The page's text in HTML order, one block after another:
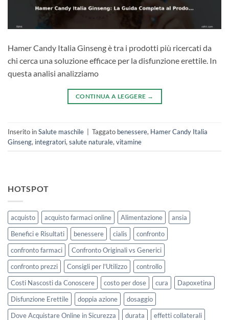
Hamer Candy Italia Ginseng è tra i prodotti più ricercati da
chi cerca una soluzione efficace per la disfunzione erettile. In
questa analisi analizziamo
CONTINUA A LEGGERE →
Inserito inSalute maschile Taggato benessere, Hamer Candy Italia
Ginseng, integratori, salute naturale, vitamine
HOTSPOT
acquisto acquisto farmaci online Alimentazione
ansia
Benefici e Risultati
benessere cialis
confronto
confronto farmaci
Confronto Originali vs Generici
confronto prezzi
Consigli per l'Utilizzo
controllo
Costi Nascosti da Conoscere
costo per dose cura
Dapoxetina
Disfunzione Erettile
doppia azione
dosaggio
Dove Acquistare Online in Sicurezza
durata
effetti collaterali